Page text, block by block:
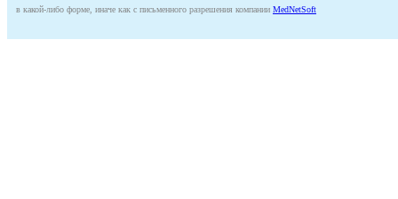
в какой-либо форме, иначе как с письменного разрешения компании MedNetSoft